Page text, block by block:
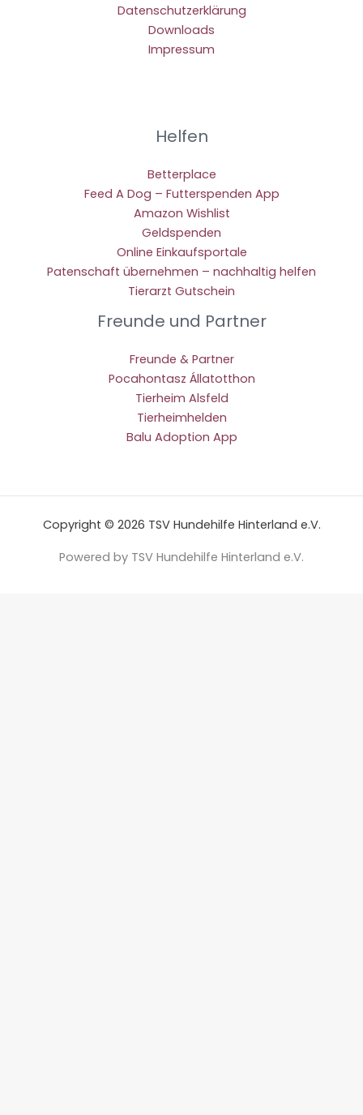
Datenschutzerklärung
Downloads
Impressum
Helfen
Betterplace
Feed A Dog – Futterspenden App
Amazon Wishlist
Geldspenden
Online Einkaufsportale
Patenschaft übernehmen – nachhaltig helfen
Tierarzt Gutschein
Freunde und Partner
Freunde & Partner
Pocahontasz Állatotthon
Tierheim Alsfeld
Tierheimhelden
Balu Adoption App
Copyright © 2026 TSV Hundehilfe Hinterland e.V.
Powered by TSV Hundehilfe Hinterland e.V.